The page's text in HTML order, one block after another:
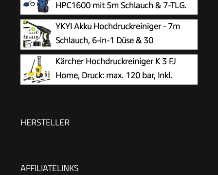
HPC1600 mit 5m Schlauch & 7-TLG.
Zubehör | 135bar Maximaldruck |
1600W Leistung | 420 L/h Durchflussmenge |
Aluminiumpumpe, Selbstansaugfunktion &
Quick-Connect-System
YKYI Akku Hochdruckreiniger - 7m
Schlauch, 6-in-1 Düse & 30
Druckstufen, mit 21V Akku, 1200 PSI
Portable Pressure Washer für Auto, Garten,
Fenster & Camping
Kärcher Hochdruckreiniger K 3 FJ
Home, Druck: max. 120 bar, Inkl.
HomeKit, gelb
HERSTELLER
AFFILIATELINKS